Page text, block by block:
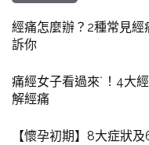
經痛怎麼辦？2種常見
訴你
痛經女子看過來˙！4大
解經痛
【懷孕初期】8大症狀